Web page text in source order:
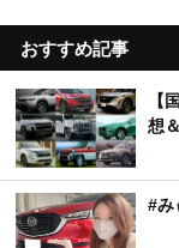
おすすめ記事
【
想
#み